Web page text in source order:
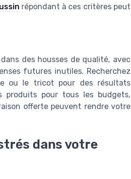
répondant à ces critères peut
des housses de qualité, avec
futures inutiles. Recherchez
ou le tricot pour des résultats
produits pour tous les budgets,
offerte peuvent rendre votre
dans votre